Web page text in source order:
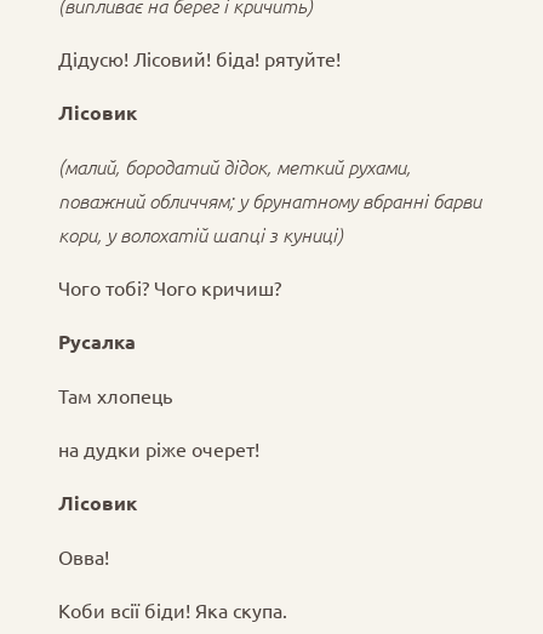
Дідусю! Лісовий! біда! рятуйте!
Лісовик
(малий, бородатий дідок, меткий рухами,
поважний обличчям; у брунатному вбранні барви
кори, у волохатій шапці з куниці)
Чого тобі? Чого кричиш?
Русалка
Там хлопець
на дудки ріже очерет!
Лісовик
Овва!
Коби всії біди! Яка скупа.